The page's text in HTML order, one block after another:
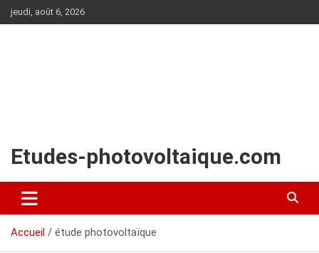
Aller
au
jeudi, août 6, 2026
Etudes-photovoltaique.com
Accueil étude photovoltaïque